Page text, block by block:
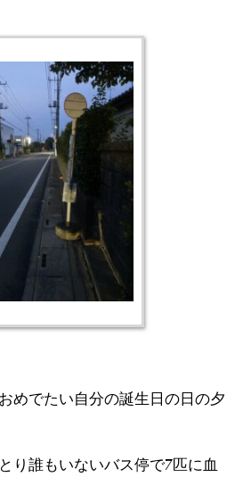
めでたい自分の誕生日の日の夕
り誰もいないバス停で7匹に血